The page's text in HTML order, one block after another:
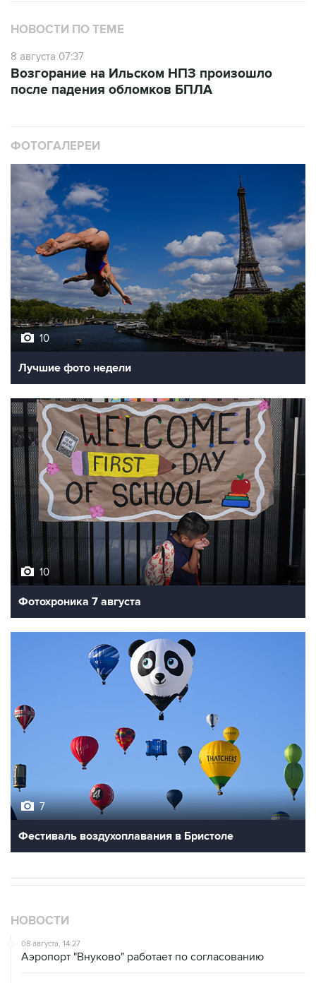
НОВОСТИ ПО ТЕМЕ
8 августа 07:37
Возгорание на Ильском НПЗ произошло
после падения обломков БПЛА
ФОТОГАЛЕРЕИ
10
Лучшие фото недели
10
Фотохроника 7 августа
7
Фестиваль воздухоплавания в Бристоле
НОВОСТИ
08 августа, 14:27
Аэропорт "Внуково" работает по согласованию